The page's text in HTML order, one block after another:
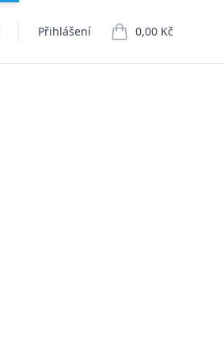
Přihlášení 0,00 Kč
položek v košíku